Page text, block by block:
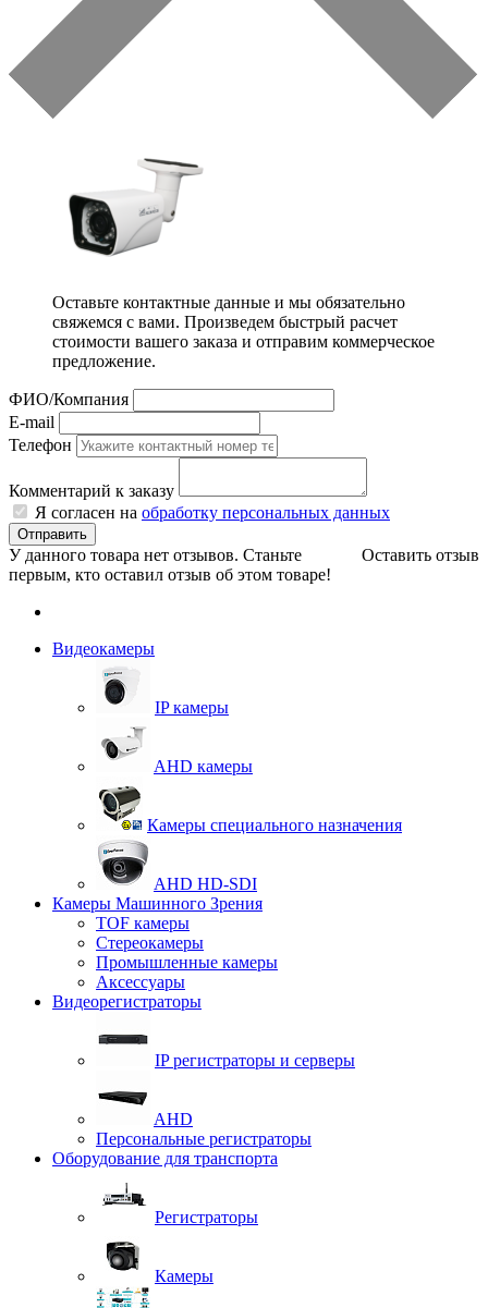
Оставьте контактные данные и мы обязательно
свяжемся с вами. Произведем быстрый расчет
стоимости вашего заказа и отправим коммерческое
предложение.
ФИО/Компания
E-mail
Телефон
Комментарий к заказу
Я согласен на обработку персональных данных
Отправить
Оставить отзыв
У данного товара нет отзывов. Станьте
первым, кто оставил отзыв об этом товаре!
Видеокамеры
IP камеры
AHD камеры
Камеры специального назначения
AHD HD-SDI
Камеры Машинного Зрения
TOF камеры
Стереокамеры
Промышленные камеры
Аксессуары
Видеорегистраторы
IP регистраторы и серверы
AHD
Персональные регистраторы
Оборудование для транспорта
Регистраторы
Камеры